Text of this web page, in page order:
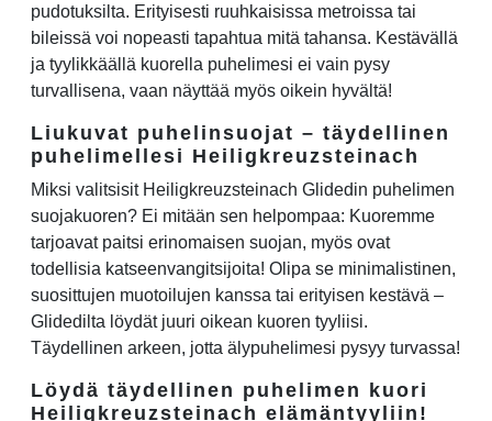
pudotuksilta. Erityisesti ruuhkaisissa metroissa tai
bileissä voi nopeasti tapahtua mitä tahansa. Kestävällä
ja tyylikkäällä kuorella puhelimesi ei vain pysy
turvallisena, vaan näyttää myös oikein hyvältä!
Liukuvat puhelinsuojat – täydellinen
puhelimellesi Heiligkreuzsteinach
Miksi valitsisit Heiligkreuzsteinach Glidedin puhelimen
suojakuoren? Ei mitään sen helpompaa: Kuoremme
tarjoavat paitsi erinomaisen suojan, myös ovat
todellisia katseenvangitsijoita! Olipa se minimalistinen,
suosittujen muotoilujen kanssa tai erityisen kestävä –
Glidedilta löydät juuri oikean kuoren tyyliisi.
Täydellinen arkeen, jotta älypuhelimesi pysyy turvassa!
Löydä täydellinen puhelimen kuori
Heiligkreuzsteinach elämäntyyliin!